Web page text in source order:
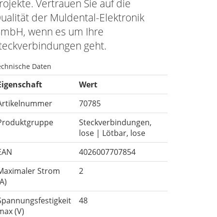
Vertrauen Sie auf die
der Muldental-Elektronik
wenn es um Ihre
geht.
Daten
Wert
70785
Steckverbindungen,
lose | Lötbar, lose
4026007707854
Strom
2
(V)
48